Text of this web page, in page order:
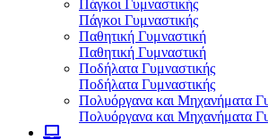
Πάγκοι Γυμναστικής
Πάγκοι Γυμναστικής
Παθητική Γυμναστική
Παθητική Γυμναστική
Ποδήλατα Γυμναστικής
Ποδήλατα Γυμναστικής
Πολυόργανα και Μηχανήματα
Πολυόργανα και Μηχανήματα